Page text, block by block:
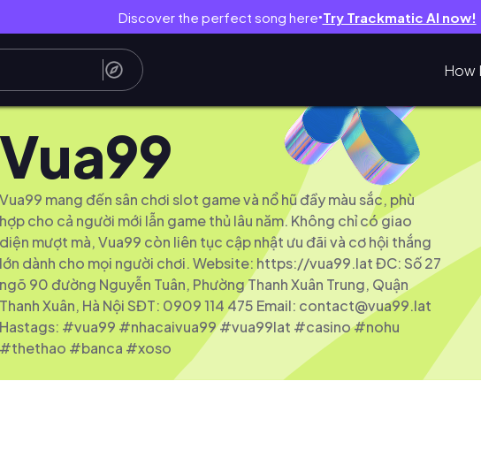
Discover the perfect song here● Try Trackmatic AI now!
How
Vua99
Vua99 mang đến sân chơi slot game và nổ hũ đầy màu sắc, phù
hợp cho cả người mới lẫn game thủ lâu năm. Không chỉ có giao
diện mượt mà, Vua99 còn liên tục cập nhật ưu đãi và cơ hội thắng
lớn dành cho mọi người chơi. Website: https://vua99.lat ĐC: Số 27
ngõ 90 đường Nguyễn Tuân, Phường Thanh Xuân Trung, Quận
Thanh Xuân, Hà Nội SĐT: 0909 114 475 Email: contact@vua99.lat
Hastags: #vua99 #nhacaivua99 #vua99lat #casino #nohu
#thethao #banca #xoso